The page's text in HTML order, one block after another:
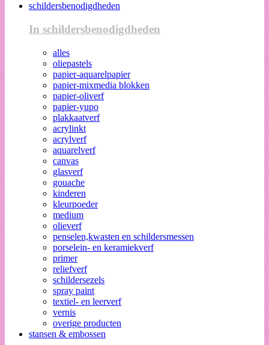
schildersbenodigdheden
In schildersbenodigdheden
alles
oliepastels
papier-aquarelpapier
papier-mixmedia blokken
papier-oliverf
papier-yupo
plakkaatverf
acrylinkt
acrylverf
aquarelverf
canvas
glasverf
gouache
kinderen
kleurpoeder
medium
olieverf
penselen,kwasten en schildersmessen
porselein- en keramiekverf
primer
reliefverf
schildersezels
spray paint
textiel- en leerverf
vernis
overige producten
stansen & embossen